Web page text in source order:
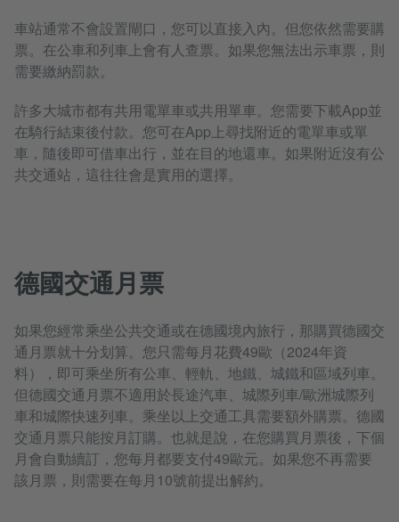
車站通常不會設置閘口，您可以直接入內。但您依然需要購
票。在公車和列車上會有人查票。如果您無法出示車票，則
需要繳納罰款。
許多大城市都有共用電單車或共用單車。您需要下載App並
在騎行結束後付款。您可在App上尋找附近的電單車或單
車，隨後即可借車出行，並在目的地還車。如果附近沒有公
共交通站，這往往會是實用的選擇。
德國交通月票
如果您經常乘坐公共交通或在德國境內旅行，那購買德國交
通月票就十分划算。您只需每月花費49歐（2024年資
料），即可乘坐所有公車、輕軌、地鐵、城鐵和區域列車。
但德國交通月票不適用於長途汽車、城際列車/歐洲城際列
車和城際快速列車。乘坐以上交通工具需要額外購票。德國
交通月票只能按月訂購。也就是說，在您購買月票後，下個
月會自動續訂，您每月都要支付49歐元。如果您不再需要
該月票，則需要在每月10號前提出解約。